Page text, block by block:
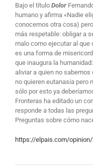
Bajo el título Dolor
humano y afirma «Nadie
conocemos otra cosa)
más respetable: obligar a
malo como ejecutar al que
es una forma de
que inaugura la
aliviar a quien no sabemos
no quieren eutanasia pero
sólo por esto ya
Fronteras ha editado un
responde a todas las
Preguntas sobre cómo
https://elpais.com/